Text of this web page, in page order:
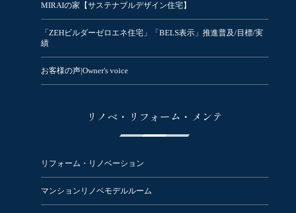
MIRAIの家【サステナブルデザイン住宅】
「ZEHビルダーゼロエネ住宅」「BELS表示」推進普及/目標/実
績
お客様の声|Owner's voice
リノベ・リフォーム・メンテ
リフォーム・リノベーション
マンションリノベモデルルーム